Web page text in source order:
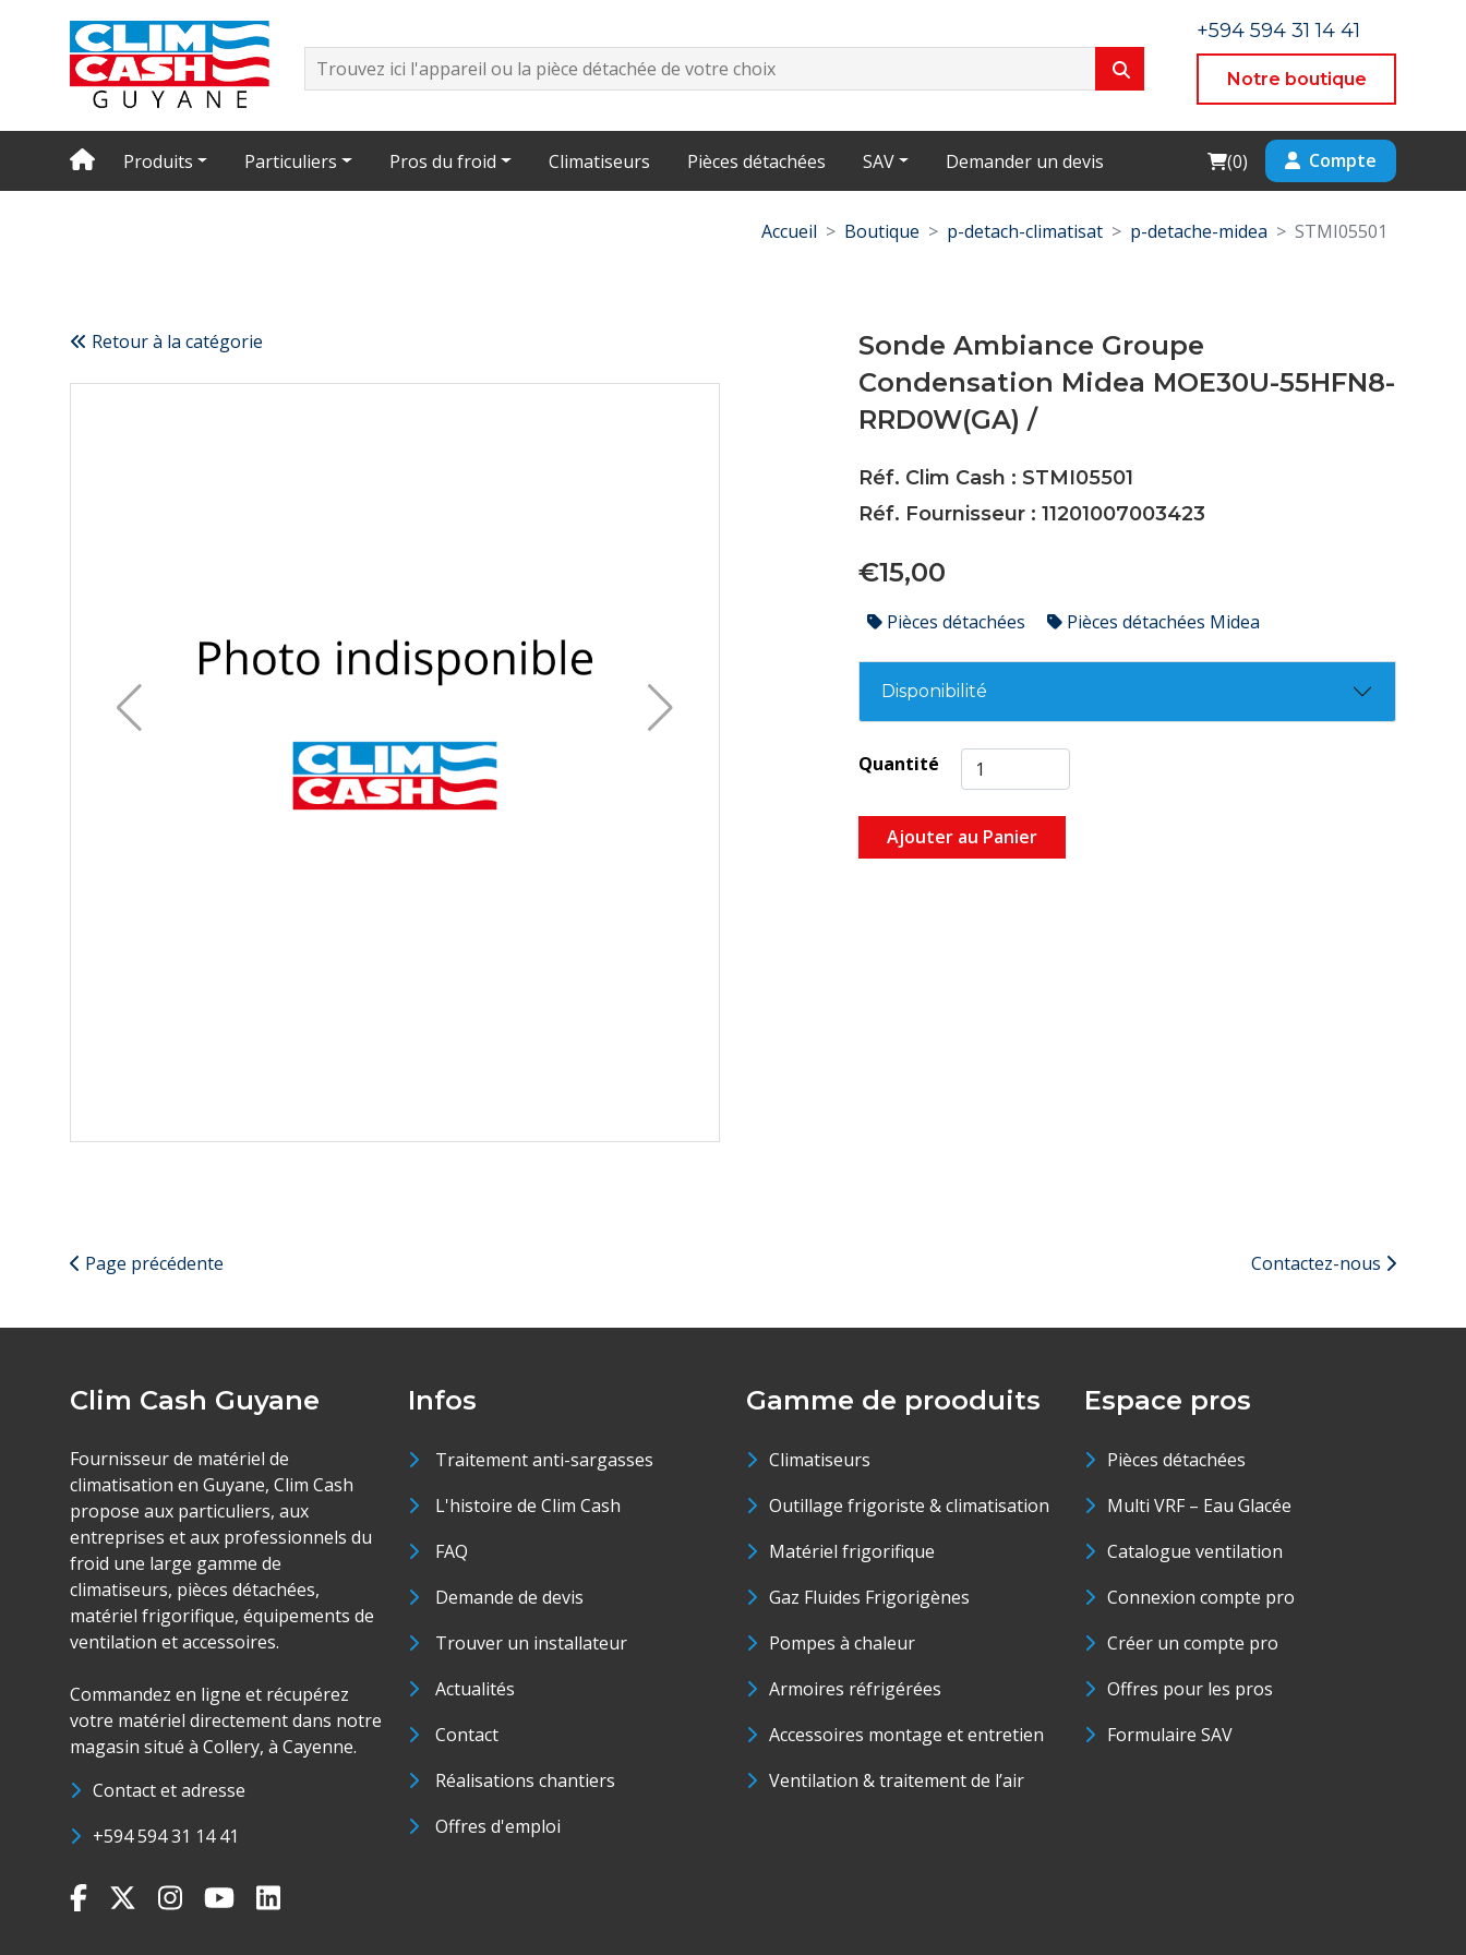
+594 594 31 14 41
Notre boutique
Produits Particuliers Pros du froid Climatiseurs Pièces détachées SAV Demander un devis Cart
(0) Compte
Accueil Boutique p-detach-climatisat p-detache-midea STMI05501
Retour à la catégorie
Sonde Ambiance Groupe
Condensation Midea MOE30U-55HFN8-
RRD0W(GA) /
Réf. Clim Cash : STMI05501
Réf. Fournisseur : 11201007003423
€15,00
Pièces détachées Pièces détachées Midea
Disponibilité
Quantité
Ajouter au Panier
Page précédente Contactez-nous
Clim Cash Guyane
Fournisseur de matériel de
climatisation en Guyane, Clim Cash
propose aux particuliers, aux
entreprises et aux professionnels du
froid une large gamme de
climatiseurs, pièces détachées,
matériel frigorifique, équipements de
ventilation et accessoires.
Commandez en ligne et récupérez
votre matériel directement dans notre
magasin situé à Collery, à Cayenne.
Contact et adresse
+594 594 31 14 41
Infos
Traitement anti-sargasses
L'histoire de Clim Cash
FAQ
Demande de devis
Trouver un installateur
Actualités
Contact
Réalisations chantiers
Offres d'emploi
Gamme de prooduits
Climatiseurs
Outillage frigoriste & climatisation
Matériel frigorifique
Gaz Fluides Frigorigènes
Pompes à chaleur
Armoires réfrigérées
Accessoires montage et entretien
Ventilation & traitement de l’air
Espace pros
Pièces détachées
Multi VRF – Eau Glacée
Catalogue ventilation
Connexion compte pro
Créer un compte pro
Offres pour les pros
Formulaire SAV